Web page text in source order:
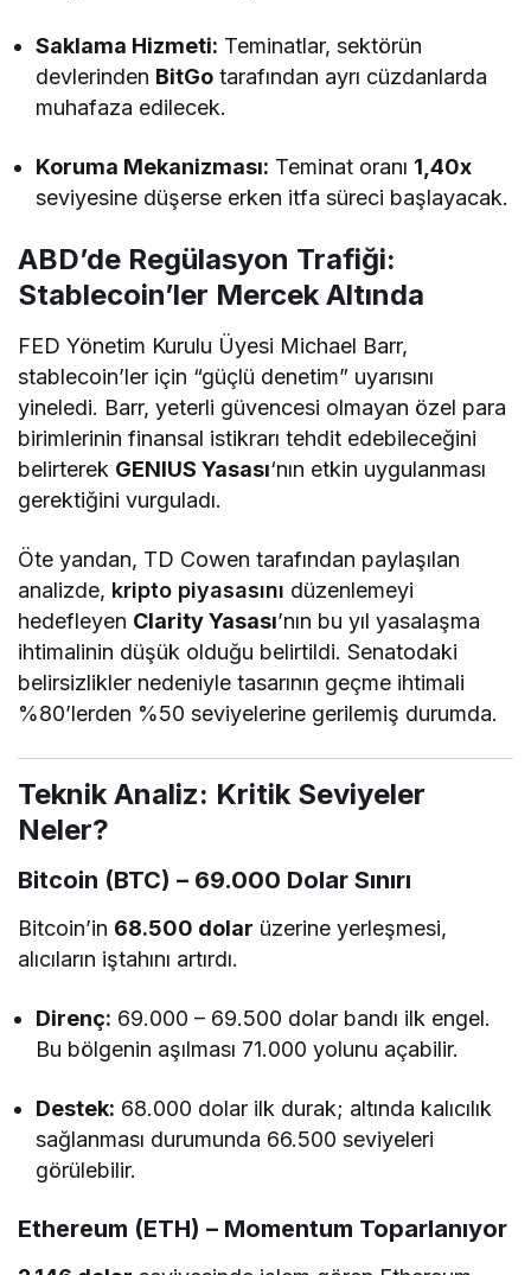
Saklama Hizmeti: Teminatlar, sektörün
devlerinden BitGo tarafından ayrı cüzdanlarda
muhafaza edilecek.
Koruma Mekanizması: Teminat oranı 1,40x
seviyesine düşerse erken itfa süreci başlayacak.
ABD’de Regülasyon Trafiği:
Stablecoin’ler Mercek Altında
FED Yönetim Kurulu Üyesi Michael Barr,
stablecoin’ler için “güçlü denetim” uyarısını
yineledi. Barr, yeterli güvencesi olmayan özel para
birimlerinin finansal istikrarı tehdit edebileceğini
belirterek GENIUS Yasası‘nın etkin uygulanması
gerektiğini vurguladı.
Öte yandan, TD Cowen tarafından paylaşılan
analizde, kripto piyasasını düzenlemeyi
hedefleyen Clarity Yasası’nın bu yıl yasalaşma
ihtimalinin düşük olduğu belirtildi. Senatodaki
belirsizlikler nedeniyle tasarının geçme ihtimali
%80’lerden %50 seviyelerine gerilemiş durumda.
Teknik Analiz: Kritik Seviyeler
Neler?
Bitcoin (BTC) – 69.000 Dolar Sınırı
Bitcoin’in 68.500 dolar üzerine yerleşmesi,
alıcıların iştahını artırdı.
Direnç: 69.000 – 69.500 dolar bandı ilk engel.
Bu bölgenin aşılması 71.000 yolunu açabilir.
Destek: 68.000 dolar ilk durak; altında kalıcılık
sağlanması durumunda 66.500 seviyeleri
görülebilir.
Ethereum (ETH) – Momentum Toparlanıyor